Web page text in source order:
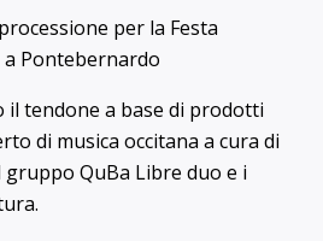
per la Festa
Pontebernardo
il tendone a base di prodotti
di musica occitana a cura di
QuBa Libre duo e i